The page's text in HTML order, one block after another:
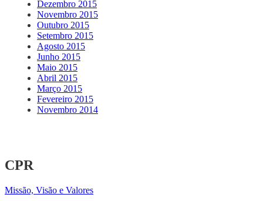
Dezembro 2015
Novembro 2015
Outubro 2015
Setembro 2015
Agosto 2015
Junho 2015
Maio 2015
Abril 2015
Março 2015
Fevereiro 2015
Novembro 2014
CPR
Missão, Visão e Valores